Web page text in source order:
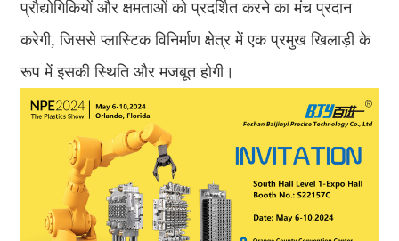
प्रौद्योगिकियों और क्षमताओं को प्रदर्शित करने का मंच प्रदान
करेगी, जिससे प्लास्टिक विनिर्माण क्षेत्र में एक प्रमुख खिलाड़ी के
रूप में इसकी स्थिति और मजबूत होगी।